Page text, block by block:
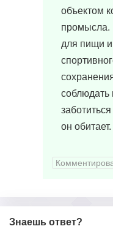
объектом
промысла.
для пищи и
соблюдать
он обитает.
Знаешь ответ?